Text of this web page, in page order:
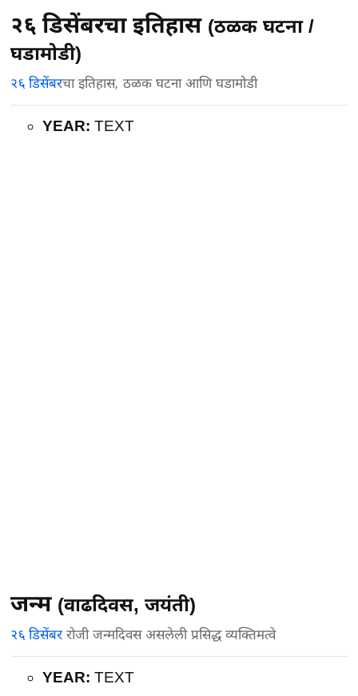
२६ डिसेंबरचा इतिहास (ठळक घटना /
घडामोडी)
२६ डिसेंबरचा इतिहास, ठळक घटना आणि घडामोडी
YEAR: TEXT
जन्म (वाढदिवस, जयंती)
२६ डिसेंबररोजी जन्मदिवस असलेली प्रसिद्ध व्यक्तिमत्वे
YEAR: TEXT